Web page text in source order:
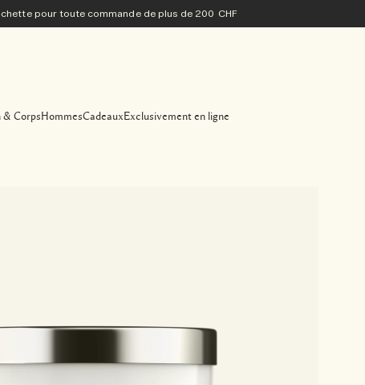
pour toute commande de plus de 200 CHF
& CorpsHommesCadeaux Exclusivement en ligne